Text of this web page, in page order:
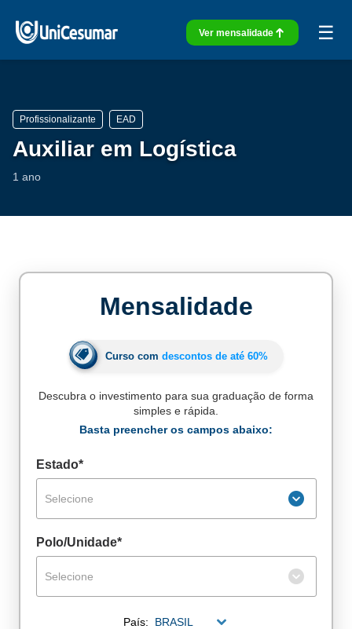
Ver mensalidade ☰
Profissionalizante EAD
Auxiliar em Logística
1 ano
De alunos empregados
Mensalidade
Curso com descontos de até 60%
Descubra o investimento para sua graduação de forma
simples e rápida.
Basta preencher os campos abaixo:
Estado*
Selecione
Polo/Unidade*
Selecione
País: BRASIL